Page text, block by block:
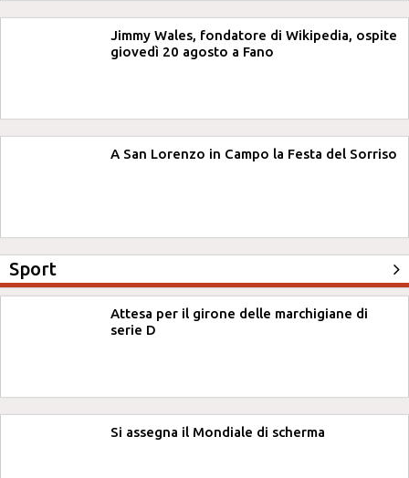
Jimmy Wales, fondatore di Wikipedia, ospite
giovedì 20 agosto a Fano
A San Lorenzo in Campo la Festa del Sorriso
Sport
Attesa per il girone delle marchigiane di
serie D
Si assegna il Mondiale di scherma